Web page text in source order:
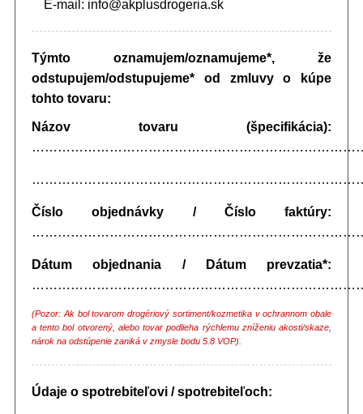
E-mail: info@akplusdrogeria.sk
Týmto oznamujem/oznamujeme*, že
odstupujem/odstupujeme* od zmluvy o kúpe
tohto tovaru:
Názov tovaru (špecifikácia):
Číslo objednávky / Číslo faktúry:
Dátum objednania / Dátum prevzatia*:
(Pozor: Ak bol tovarom drogériový sortiment/kozmetika v ochrannom obale
a tento bol otvorený, alebo tovar podlieha rýchlemu zníženiu akosti/skaze,
nárok na odstúpenie zaniká v zmysle bodu 5.8 VOP).
Údaje o spotrebiteľovi / spotrebiteľoch: